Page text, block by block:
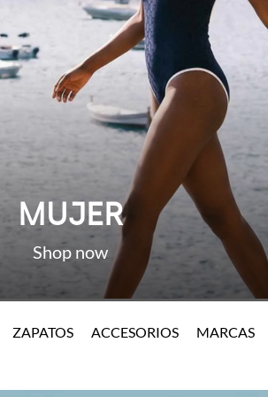
MUJER
ZAPATOS ACCESORIOS MARCAS